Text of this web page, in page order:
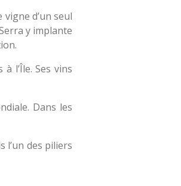
d’un seul
y implante
l’Île. Ses vins
Dans les
l’un des piliers